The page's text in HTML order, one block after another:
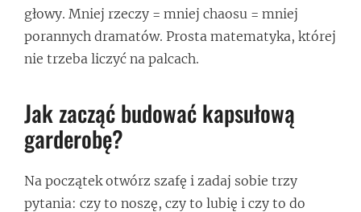
głowy. Mniej rzeczy = mniej chaosu = mniej
porannych dramatów. Prosta matematyka, której
nie trzeba liczyć na palcach.
Jak zacząć budować kapsułową
garderobę?
Na początek otwórz szafę i zadaj sobie trzy
pytania: czy to noszę, czy to lubię i czy to do